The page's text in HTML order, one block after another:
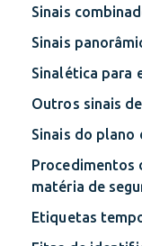
Sinais
Sinais
Sinalética para
Outros sinais
Sinais do
Procedimentos
matéria de
Etiquetas